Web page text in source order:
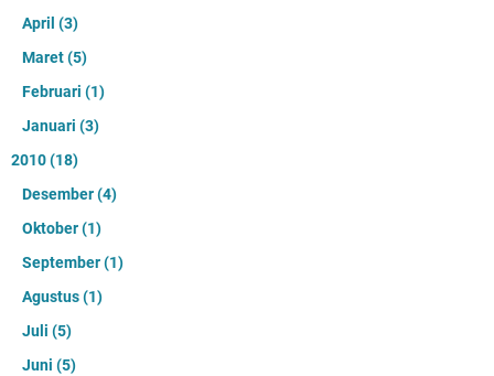
April (3)
Maret(5)
Februari (1)
Januari (3)
2010(18)
Desember(4)
Oktober(1)
September(1)
Agustus(1)
Juli (5)
Juni (5)